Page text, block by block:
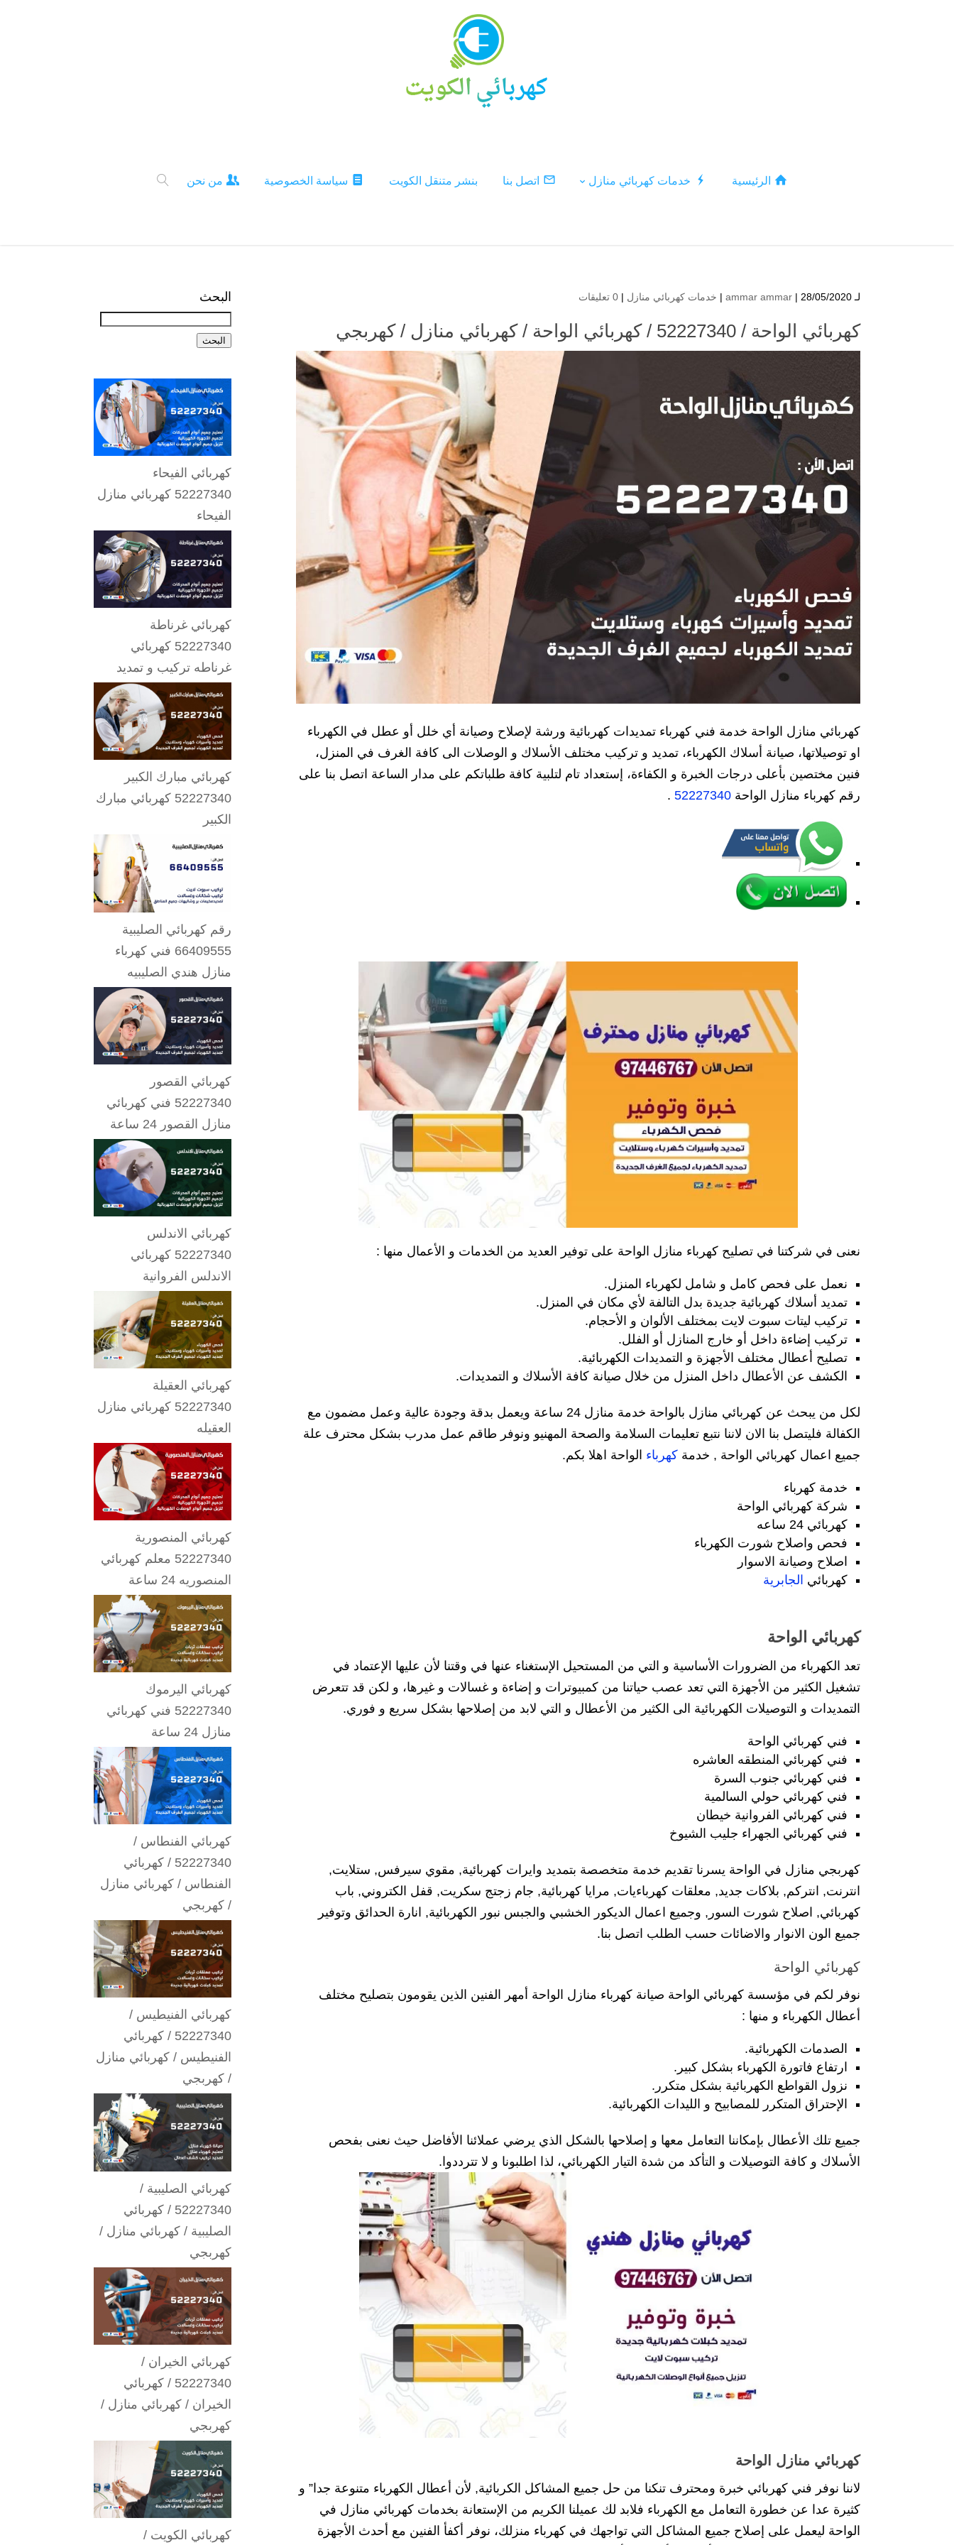
الرئيسية خدمات كهربائي منازل اتصل بنا بنشر متنقل الكويت سياسة الخصوصية من نحن
لـ ammar ammar | 28/05/2020 | خدمات كهربائي منازل | 0 تعليقات
كهربائي الواحة / 52227340 / كهربائي الواحة / كهربائي منازل / كهربجي
كهربائي منازل الواحة خدمة فني كهرباء تمديدات كهربائية ورشة لإصلاح وصيانة أي خلل أو عطل في الكهرباء
او توصيلاتها، صيانة أسلاك الكهرباء، تمديد و تركيب مختلف الأسلاك و الوصلات الى كافة الغرف في المنزل،
فنين مختصين بأعلى درجات الخبرة و الكفاءة، إستعداد تام لتلبية كافة طلباتكم على مدار الساعة اتصل بنا على
رقم كهرباء منازل الواحة 52227340
.
نعنى في شركتنا في تصليح كهرباء منازل الواحة على توفير العديد من الخدمات و الأعمال منها :
نعمل على فحص كامل و شامل لكهرباء المنزل.
تمديد أسلاك كهربائية جديدة بدل التالفة لأي مكان في المنزل.
تركيب ليتات سبوت لايت بمختلف الألوان و الأحجام.
تركيب إضاءة داخل أو خارج المنازل أو الفلل.
تصليح أعطال مختلف الأجهزة و التمديدات الكهربائية.
الكشف عن الأعطال داخل المنزل من خلال صيانة كافة الأسلاك و التمديدات.
لكل من يبحث عن كهربائي منازل بالواحة خدمة منازل 24 ساعة ويعمل بدقة وجودة عالية وعمل مضمون مع
الكفالة فليتصل بنا الان لاننا نتبع تعليمات السلامة والصحة المهنيو ونوفر طاقم عمل مدرب بشكل محترف علة
جميع اعمال كهربائي الواحة , خدمة كهرباء الواحة اهلا بكم.
خدمة كهرباء
شركة كهربائي الواحة
كهربائي 24 ساعه
فحص واصلاح شورت الكهرباء
اصلاح وصيانة الاسوار
كهربائي الجابرية
كهربائي الواحة
تعد الكهرباء من الضرورات الأساسية و التي من المستحيل الإستغناء عنها في وقتنا لأن عليها الإعتماد في
تشغيل الكثير من الأجهزة التي تعد عصب حياتنا من كمبيوترات و إضاءة و غسالات و غيرها، و لكن قد تتعرض
التمديدات و التوصيلات الكهربائية الى الكثير من الأعطال و التي لابد من إصلاحها بشكل سريع و فوري.
فني كهربائي الواحة
فني كهربائي المنطقه العاشره
فني كهربائي جنوب السرة
فني كهربائي حولي السالمية
فني كهربائي الفروانية خيطان
فني كهربائي الجهراء جليب الشيوخ
كهربجي منازل في الواحة يسرنا تقديم خدمة متخصصة بتمديد وايرات كهربائية, مقوي سيرفس, ستلايت,
انترنت, انتركم, بلاكات جديد, معلقات كهرباءيات, مرايا كهربائية, جام زجتج سكريت, قفل الكتروني, باب
كهربائي, اصلاح شورت السور, وجميع اعمال الديكور الخشبي والجبس نبور الكهربائية, انارة الحدائق وتوفير
جميع الون الانوار والاضائات حسب الطلب اتصل بنا.
كهربائي الواحة
نوفر لكم في مؤسسة كهربائي الواحة صيانة كهرباء منازل الواحة أمهر الفنين الذين يقومون بتصليح مختلف
أعطال الكهرباء و منها :
الصدمات الكهربائية.
ارتفاع فاتورة الكهرباء بشكل كبير.
نزول القواطع الكهربائية بشكل متكرر.
الإحتراق المتكرر للمصابيح و الليدات الكهربائية.
جميع تلك الأعطال بإمكاننا التعامل معها و إصلاحها بالشكل الذي يرضي عملائنا الأفاضل حيث نعنى بفحص
الأسلاك و كافة التوصيلات و التأكد من شدة التيار الكهربائي، لذا اطلبونا و لا تترددوا.
كهربائي منازل الواحة
لاننا نوفر فني كهربائي خبرة ومحترف تنكنا من حل جميع المشاكل الكربائية, لأن أعطال الكهرباء متنوعة جدا” و
كثيرة عدا عن خطورة التعامل مع الكهرباء فلابد لك عميلنا الكريم من الإستعانة بخدمات كهربائي منازل في
الواحة ليعمل على إصلاح جميع المشاكل التي تواجهك في كهرباء منزلك، نوفر أكفأ الفنين مع أحدث الأجهزة
البحث
البحث
كهربائي الفيحاء
52227340 كهربائي منازل
الفيحاء
كهربائي غرناطة
52227340 كهربائي
غرناطه تركيب و تمديد
كهربائي مبارك الكبير
52227340 كهربائي مبارك
الكبير
رقم كهربائي الصليبية
66409555 فني كهرباء
منازل هندي الصليبيه
كهربائي القصور
52227340 فني كهربائي
منازل القصور 24 ساعة
كهربائي الاندلس
52227340 كهربائي
الاندلس الفروانية
كهربائي العقيلة
52227340 كهربائي منازل
العقيله
كهربائي المنصورية
52227340 معلم كهربائي
المنصوريه 24 ساعة
كهربائي اليرموك
52227340 فني كهربائي
منازل 24 ساعة
كهربائي الفنطاس /
52227340 / كهربائي
الفنطاس / كهربائي منازل
/ كهربجي
كهربائي الفنيطيس /
52227340 / كهربائي
الفنيطيس / كهربائي منازل
/ كهربجي
كهربائي الصليبية /
52227340 / كهربائي
الصليبية / كهربائي منازل /
كهربجي
كهربائي الخيران /
52227340 / كهربائي
الخيران / كهربائي منازل /
كهربجي
كهربائي الكويت /